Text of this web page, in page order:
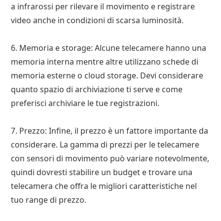
a infrarossi per rilevare il movimento e registrare
video anche in condizioni di scarsa luminosità.
6. Memoria e storage: Alcune telecamere hanno una
memoria interna mentre altre utilizzano schede di
memoria esterne o cloud storage. Devi considerare
quanto spazio di archiviazione ti serve e come
preferisci archiviare le tue registrazioni.
7. Prezzo: Infine, il prezzo è un fattore importante da
considerare. La gamma di prezzi per le telecamere
con sensori di movimento può variare notevolmente,
quindi dovresti stabilire un budget e trovare una
telecamera che offra le migliori caratteristiche nel
tuo range di prezzo.